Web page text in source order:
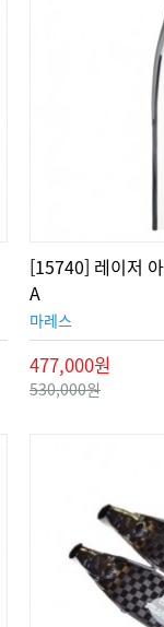
[15740] 레이저
A
마레스
477,000원
530,000원